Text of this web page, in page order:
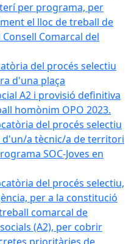
per programa, per
el lloc de treball de
Consell Comarcal del
del procés selectiu
d'una plaça
A2 i provisió definitiva
homònim OPO 2023.
del procés selectiu
d'un/a tècnic/a de territori
SOC-Joves en
del procés selectiu,
per a la constitució
comarcal de
(A2), per cobrir